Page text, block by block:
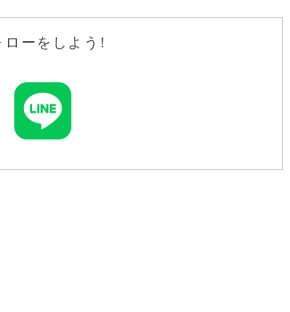
ローをしよう!